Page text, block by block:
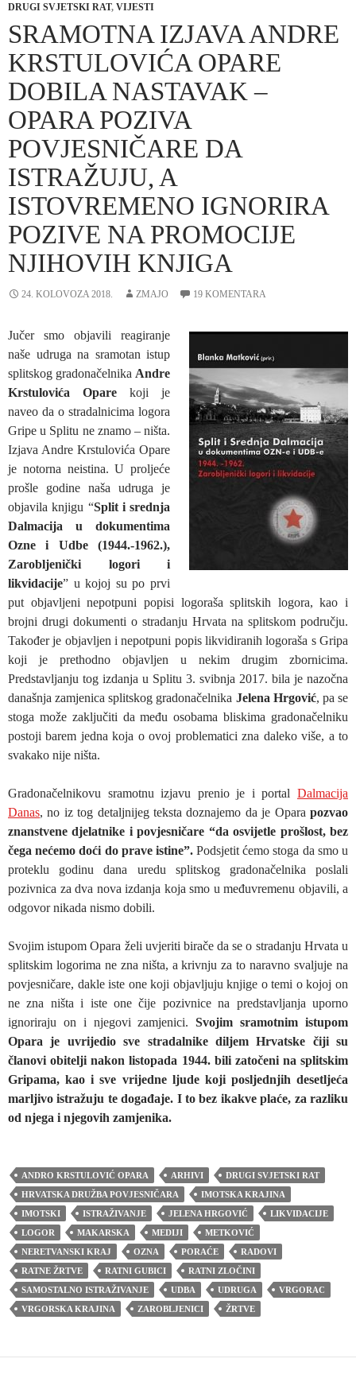
DRUGI SVJETSKI RAT, VIJESTI
SRAMOTNA IZJAVA ANDRE
KRSTULOVIĆA OPARE
DOBILA NASTAVAK –
OPARA POZIVA
POVJESNIČARE DA
ISTRAŽUJU, A
ISTOVREMENO IGNORIRA
POZIVE NA PROMOCIJE
NJIHOVIH KNJIGA
24. KOLOVOZA 2018. ZMAJO 19 KOMENTARA
Jučer smo objavili reagiranje
naše udruga na sramotan istup
splitskog gradonačelnika Andre
Krstulovića Opare koji je
naveo da o stradalnicima logora
Gripe u Splitu ne znamo – ništa.
Izjava Andre Krstulovića Opare
je notorna neistina. U proljeće
prošle godine naša udruga je
objavila knjigu “Split i srednja
Dalmacija u dokumentima
Ozne i Udbe (1944.-1962.),
Zarobljenički logori i
likvidacije” u kojoj su po prvi
put objavljeni nepotpuni popisi logoraša splitskih logora, kao i
brojni drugi dokumenti o stradanju Hrvata na splitskom području.
Također je objavljen i nepotpuni popis likvidiranih logoraša s Gripa
koji je prethodno objavljen u nekim drugim zbornicima.
Predstavljanju tog izdanja u Splitu 3. svibnja 2017. bila je nazočna
današnja zamjenica splitskog gradonačelnika Jelena Hrgović, pa se
stoga može zaključiti da među osobama bliskima gradonačelniku
postoji barem jedna koja o ovoj problematici zna daleko više, a to
svakako nije ništa.
Gradonačelnikovu sramotnu izjavu prenio je i portal Dalmacija
Danas, no iz tog detaljnijeg teksta doznajemo da je Opara pozvao
znanstvene djelatnike i povjesničare “da osvijetle prošlost, bez
čega nećemo doći do prave istine”.Podsjetit ćemo stoga da smo u
proteklu godinu dana uredu splitskog gradonačelnika poslali
pozivnica za dva nova izdanja koja smo u međuvremenu objavili, a
odgovor nikada nismo dobili.
Svojim istupom Opara želi uvjeriti birače da se o stradanju Hrvata u
splitskim logorima ne zna ništa, a krivnju za to naravno svaljuje na
povjesničare, dakle iste one koji objavljuju knjige o temi o kojoj on
ne zna ništa i iste one čije pozivnice na predstavljanja uporno
ignoriraju on i njegovi zamjenici.Svojim sramotnim istupom
Opara je uvrijedio sve stradalnike diljem Hrvatske čiji su
članovi obitelji nakon listopada 1944. bili zatočeni na splitskim
Gripama, kao i sve vrijedne ljude koji posljednjih desetljeća
marljivo istražuju te događaje. I to bez ikakve plaće, za razliku
od njega i njegovih zamjenika.
ANDRO KRSTULOVIĆ OPARA ARHIVI
DRUGI SVJETSKI RAT
HRVATSKA DRUŽBA POVJESNIČARA
IMOTSKA KRAJINA
IMOTSKI
ISTRAŽIVANJE JELENA HRGOVIĆ
LIKVIDACIJE
LOGOR
MAKARSKA MEDIJI
METKOVIĆ
NERETVANSKI KRAJ
OZNA PORAĆE
RADOVI
RATNE ŽRTVE
RATNI GUBICI
RATNI ZLOČINI
SAMOSTALNO ISTRAŽIVANJE
UDBA UDRUGA
VRGORAC
VRGORSKA KRAJINA
ZAROBLJENICI ŽRTVE